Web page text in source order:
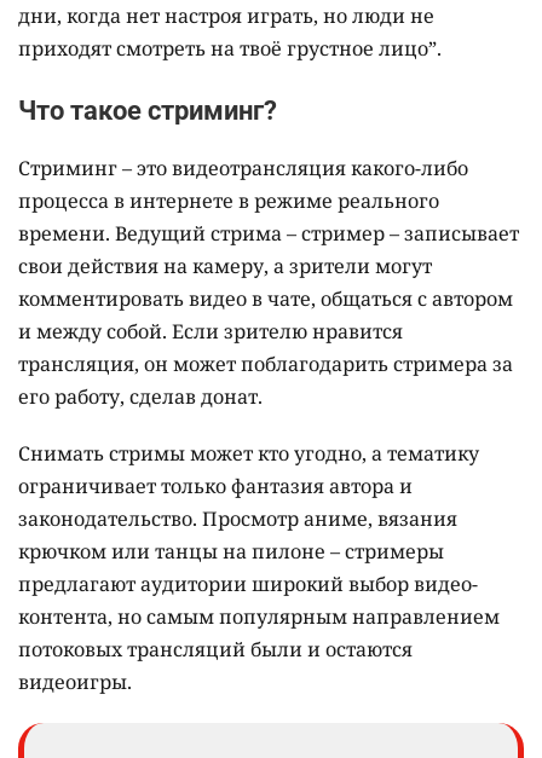
дни, когда нет настроя играть, но люди не
приходят смотреть на твоё грустное лицо”.
Что такое стриминг?
Стриминг – это видеотрансляция какого-либо
процесса в интернете в режиме реального
времени. Ведущий стрима – стример – записывает
свои действия на камеру, а зрители могут
комментировать видео в чате, общаться с автором
и между собой. Если зрителю нравится
трансляция, он может поблагодарить стримера за
его работу, сделав донат.
Снимать стримы может кто угодно, а тематику
ограничивает только фантазия автора и
законодательство. Просмотр аниме, вязания
крючком или танцы на пилоне – стримеры
предлагают аудитории широкий выбор видео-
контента, но самым популярным направлением
потоковых трансляций были и остаются
видеоигры.